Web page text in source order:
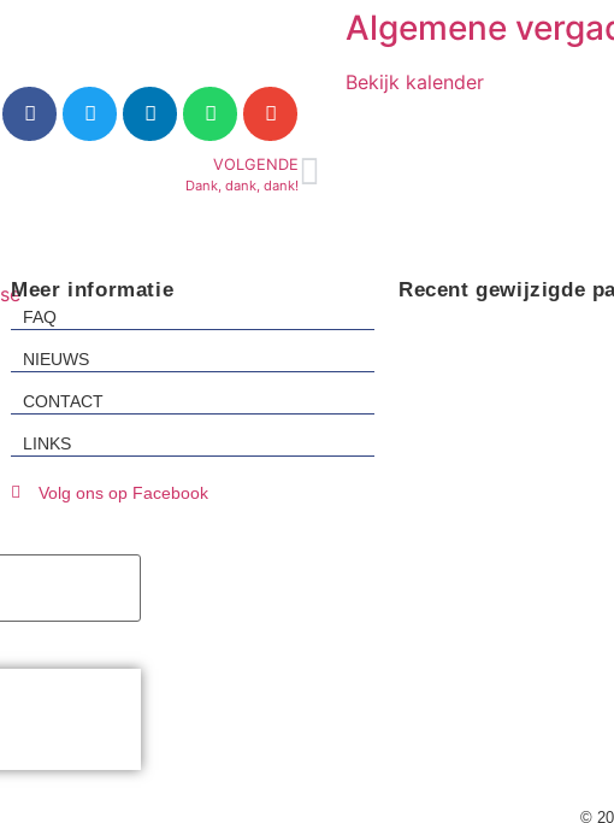
VOLGENDE
Dank, dank, dank!
Algemene
Bekijk kalender
Meer informatie
FAQ
NIEUWS
CONTACT
LINKS
Volg ons op Facebook
Recent gewijzigde
©